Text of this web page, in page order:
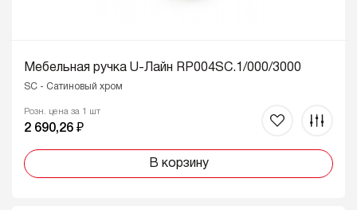
Мебельная ручка U-Лайн RP004SC.1/000/3000
SC - Сатиновый хром
Розн. цена за 1 шт
2 690,26 ₽
В корзину